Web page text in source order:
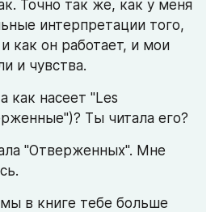
Точно так же, как у меня
интерпретации того,
как он работает, и мои
и чувства.
как насеет "Les
Ты читала его?
"Отверженных". Мне
в книге тебе больше